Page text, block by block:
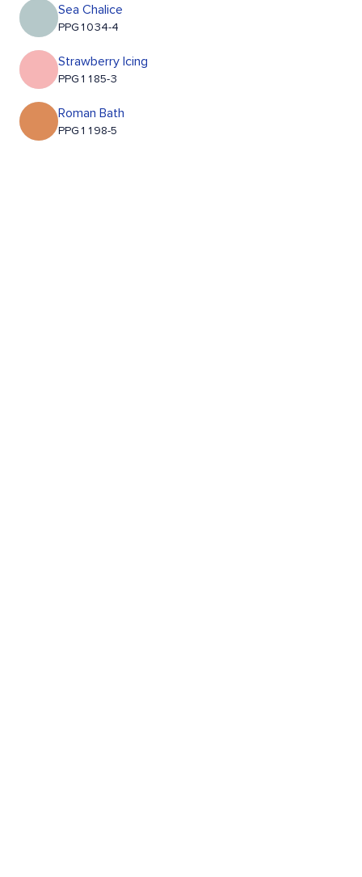
Sea Chalice
PPG1034-4
Strawberry Icing
PPG1185-3
Roman Bath
PPG1198-5